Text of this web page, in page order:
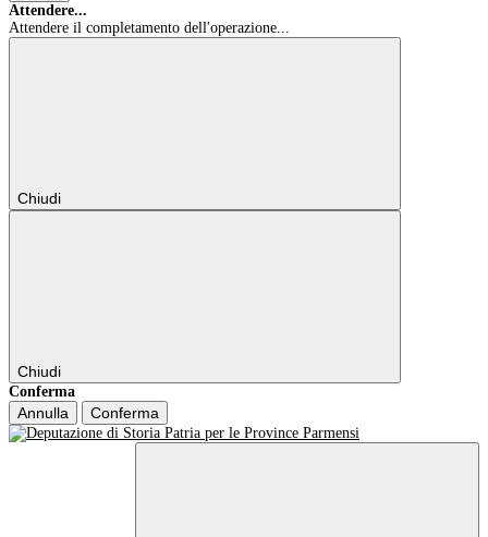
Attendere...
Attendere il completamento dell'operazione...
Chiudi
Chiudi
Conferma
Annulla Conferma